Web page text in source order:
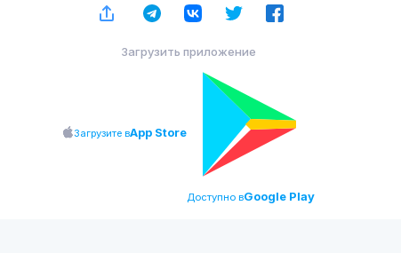
Загрузить приложение
Загрузите вApp Store
Доступно вGoogle Play